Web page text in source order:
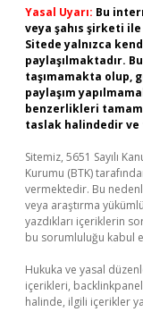
Yasal Uyarı: Bu
veya şahıs şirketi
Sitede yalnızca
paylaşılmaktadır.
taşımamakta olup,
paylaşım
benzerlikleri
taslak halindedir ve
Sitemiz, 5651 Sayılı
Kurumu (BTK)
vermektedir. Bu
veya araştırma
yazdıkları içeriklerin
bu sorumluluğu kabul
Hukuka ve yasal
içerikleri,
halinde, ilgili içerikler